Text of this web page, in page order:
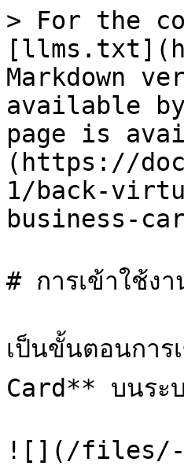
> For the
Markdown
available
page is
(https://
1/back-
business-
# การเข้าใช้ง
เป็นขั้นตอนกา
Card** บนระ
![](/files/-